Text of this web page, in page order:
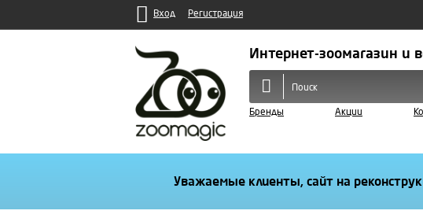
Вход Регистрация
Интернет-зоомагазин и
Бренды Акции
Уважаемые клиенты, сайт на